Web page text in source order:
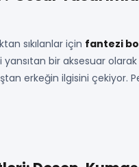
sıkılanlar için fantezi
yansıtan bir aksesuar
erkeğin ilgisini çekiyor.